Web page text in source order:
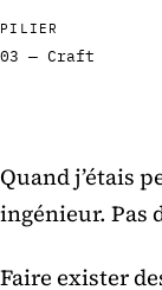
PILIER
03 — Craft
Quand j’étais
ingénieur. Pas
Faire exister